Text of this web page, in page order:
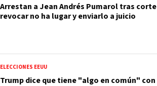
Arrestan a Jean Andrés Pumarol tras corte
revocar no ha lugar y enviarlo a juicio
ELECCIONES EEUU
Trump dice que tiene "algo en común" con